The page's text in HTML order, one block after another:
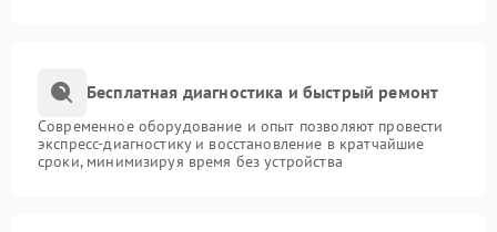
Бесплатная диагностика и быстрый ремонт
Современное оборудование и опыт позволяют провести
экспресс-диагностику и восстановление в кратчайшие
сроки, минимизируя время без устройства